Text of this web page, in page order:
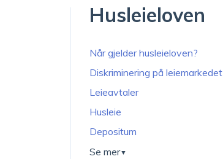
Husleieloven
Når gjelder husleieloven?
Diskriminering på leiemarkedet
Leieavtaler
Husleie
Depositum
Se mer▼